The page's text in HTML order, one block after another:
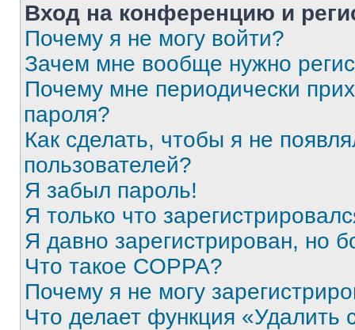
Вход на конференцию и
Почему я не могу войти?
Зачем мне вообще нужно
Почему мне периодически
пароля?
Как сделать, чтобы я не
пользователей?
Я забыл пароль!
Я только что
Я давно зарегистрирован, но
Что такое COPPA?
Почему я не могу
Что делает функция «Удалить